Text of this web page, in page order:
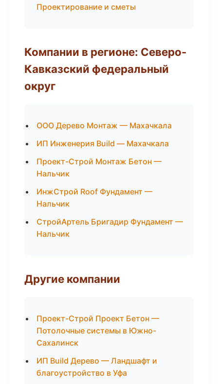
Проектирование и сметы
Компании в регионе: Северо-
Кавказский федеральный
округ
ООО Дерево Монтаж — Махачкала
ИП Инженерия Build — Махачкала
Проект-Строй Монтаж Бетон —
Нальчик
ИнжСтрой Roof Фундамент —
Нальчик
СтройАртель Бригадир Фундамент —
Нальчик
Другие компании
Проект-Строй Проект Бетон —
Потолочные системы в Южно-
Сахалинск
ИП Build Дерево — Ландшафт и
благоустройство в Уфа